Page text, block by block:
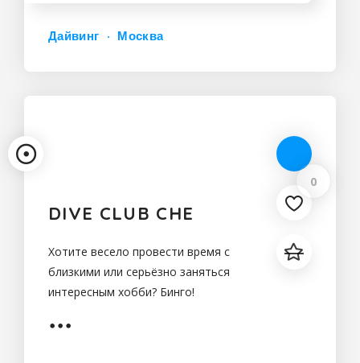
Дайвинг Москва
0
DIVE CLUB CHE
Хотите весело провести время с
близкими или серьёзно заняться
интересным хобби? Бинго!